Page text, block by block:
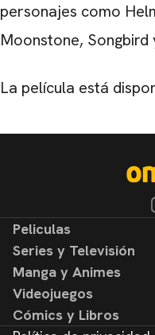
personajes como
Moonstone, Songbird
La película está
Peliculas
Noticias
Reseñas
Series y Televisión
Noticias
Reseñas
Manga y Animes
Noticias
Reseñas
Videojuegos
Noticias
Cómics y Libros